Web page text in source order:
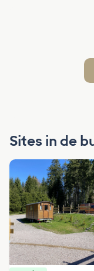
Sites in de